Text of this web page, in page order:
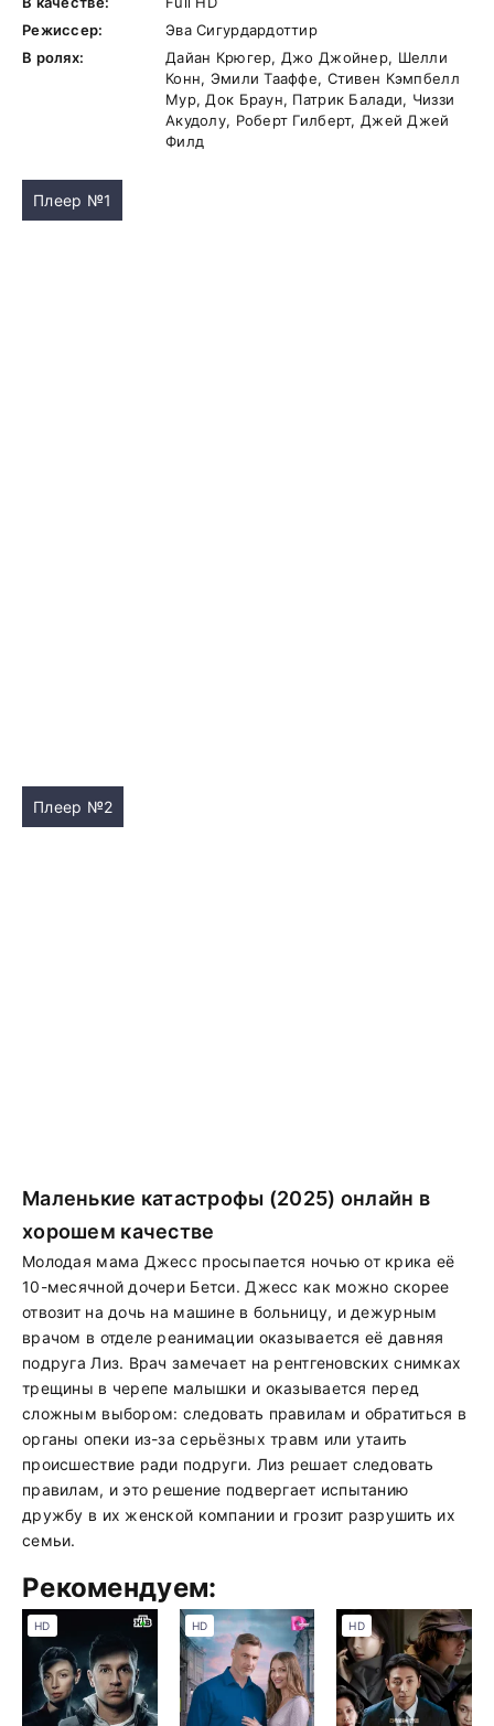
Режиссер:
Эва Сигурдардоттир
В ролях:
Дайан Крюгер, Джо Джойнер, Шелли
Конн, Эмили Тааффе, Стивен Кэмпбелл
Мур, Док Браун, Патрик Балади, Чиззи
Акудолу, Роберт Гилберт, Джей Джей
Филд
Плеер №1
Плеер №2
Маленькие катастрофы (2025) онлайн в
хорошем качестве
Молодая мама Джесс просыпается ночью от крика её
10-месячной дочери Бетси. Джесс как можно скорее
отвозит на дочь на машине в больницу, и дежурным
врачом в отделе реанимации оказывается её давняя
подруга Лиз. Врач замечает на рентгеновских снимках
трещины в черепе малышки и оказывается перед
сложным выбором: следовать правилам и обратиться в
органы опеки из-за серьёзных травм или утаить
происшествие ради подруги. Лиз решает следовать
правилам, и это решение подвергает испытанию
дружбу в их женской компании и грозит разрушить их
семьи.
Рекомендуем:
HD HD HD